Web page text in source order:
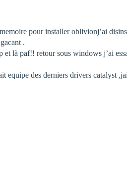
pour installer oblivionj’ai
.
là paf!! retour sous windows j’ai
equipe des derniers drivers catalyst